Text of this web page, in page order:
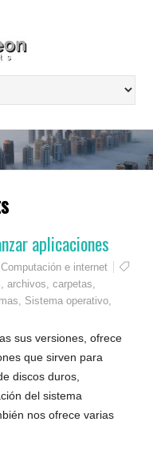
aplicaciones
Computación e internet
,archivos ,carpetas
Sistema operativo
sus versiones, ofrece
que sirven para
discos duros,
del sistema
nos ofrece varias